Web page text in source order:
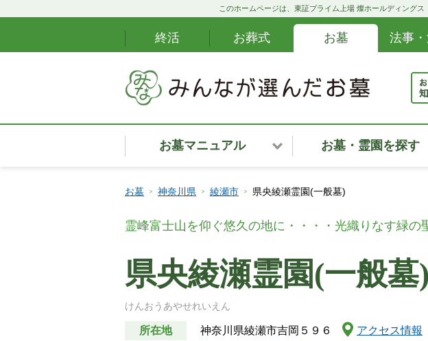
このホームページは、東証プライム上場 燦ホールディング
終活 お葬式 お墓 法事
お墓マニュアル
お墓安心サポート
カンタンお墓ナビ
お墓購入の段取り
お墓・霊園の種類
お墓費用の中身解説
お墓・霊園を探す
北海道
東北・甲信越・北陸
中部・東海
お墓 神奈川県 綾瀬市 県央綾瀬霊園(一般墓)
霊峰富士山を仰ぐ悠久の地に・・・・光織りなす緑の
県央綾瀬霊園(一般墓)
けんおうあやせれいえん
所在地 神奈川県綾瀬市吉岡５９６ アクセス情報